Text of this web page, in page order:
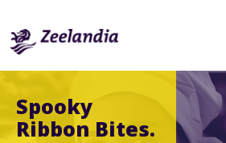
Spooky
Ribbon Bites.